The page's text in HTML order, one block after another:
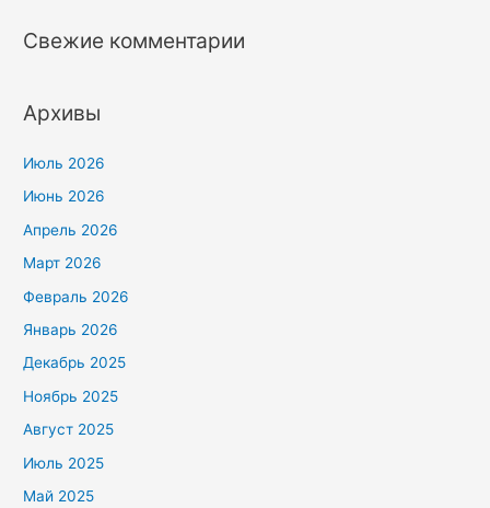
Свежие комментарии
Архивы
Июль 2026
Июнь 2026
Апрель 2026
Март 2026
Февраль 2026
Январь 2026
Декабрь 2025
Ноябрь 2025
Август 2025
Июль 2025
Май 2025